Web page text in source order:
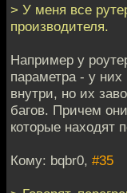
> У меня все
производителя.
Например у
параметра - у них
внутри, но их
багов. Причем
которые находят
Кому: bqbr0, #35